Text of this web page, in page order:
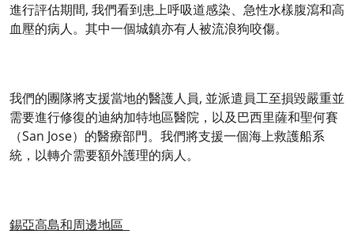
進行評估期間, 我們看到患上呼吸道感染、急性水樣腹瀉和高
血壓的病人。其中一個城鎮亦有人被流浪狗咬傷。
我們的團隊將支援當地的醫護人員, 並派遣員工至損毀嚴重並
需要進行修復的迪納加特地區醫院，以及巴西里薩和聖何賽
（San Jose）的醫療部門。我們將支援一個海上救護船系
統，以轉介需要額外護理的病人。
錫亞高島和周邊地區